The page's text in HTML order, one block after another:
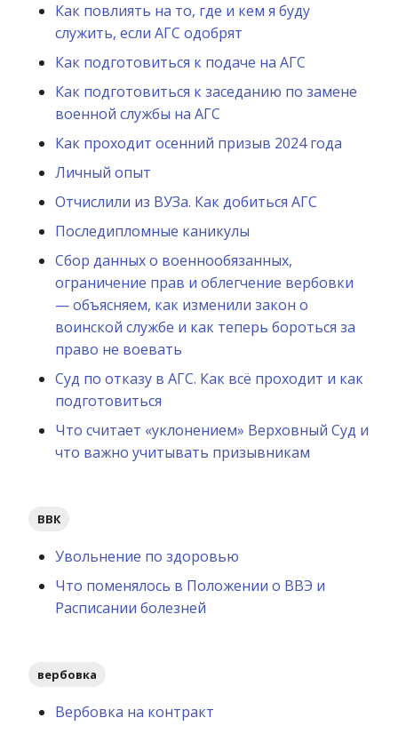
Как повлиять на то, где и кем я буду
служить, если АГС одобрят
Как подготовиться к подаче на АГС
Как подготовиться к заседанию по замене
военной службы на АГС
Как проходит осенний призыв 2024 года
Личный опыт
Отчислили из ВУЗа. Как добиться АГС
Последипломные каникулы
Сбор данных о военнообязанных,
ограничение прав и облегчение вербовки
— объясняем, как изменили закон о
воинской службе и как теперь бороться за
право не воевать
Суд по отказу в АГС. Как всё проходит и как
подготовиться
Что считает «уклонением» Верховный Суд и
что важно учитывать призывникам
ВВК
Увольнение по здоровью
Что поменялось в Положении о ВВЭ и
Расписании болезней
вербовка
Вербовка на контракт